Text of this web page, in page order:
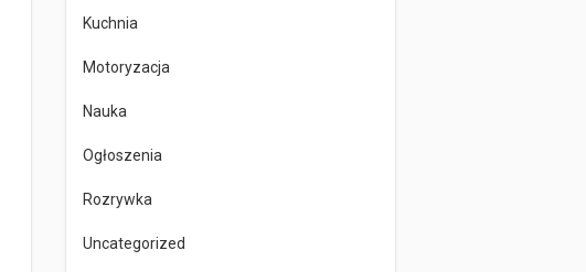
Kuchnia
Motoryzacja
Nauka
Ogłoszenia
Rozrywka
Uncategorized